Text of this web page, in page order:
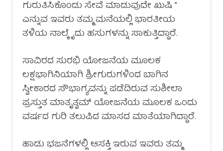
ಗುರುತಿಸಿಕೊಂಡು ಸೇವೆ ಮಾಡುವುದೇ ಖುಷಿ ”
ಎನ್ನುವ ಇವರು ತಮ್ಮ ಮನೆಯಲ್ಲಿ ಭಾರತೀಯ
ತಳಿಯ ನಾಲ್ಕೈದು ಹಸುಗಳನ್ನು ಸಾಕುತ್ತಿದ್ದಾರೆ.
ಸಾವಿರದ ಸುರಭಿ ಯೋಜನೆಯ ಮೂಲಕ
ಲಕ್ಷಭಾಗಿನಿಯಾಗಿ ಶ್ರೀಗುರುಗಳಿಂದ ಬಾಗಿನ
ಸ್ವೀಕಾರದ ಸೌಭಾಗ್ಯವನ್ನು ಪಡೆದಿರುವ ಸುಶೀಲಾ
ಪ್ರಸ್ತುತ ಮಾತೃತ್ವಮ್ ಯೋಜನೆಯ ಮೂಲಕ ಒಂದು
ವರ್ಷದ ಗುರಿ ತಲುಪಿದ ಮಾಸದ ಮಾತೆಯಾಗಿದ್ದಾರೆ.
ಹಾಡು ಭಜನೆಗಳಲ್ಲಿ ಆಸಕ್ತಿ ಇರುವ ಇವರು ತಮ್ಮ